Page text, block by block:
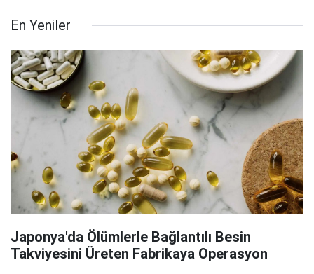
En Yeniler
Japonya'da Ölümlerle Bağlantılı Besin
Takviyesini Üreten Fabrikaya Operasyon